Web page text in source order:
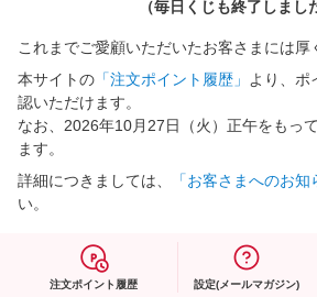
（毎日くじも終了しまし
これまでご愛顧いただいたお客さまには厚
本サイトの 「注文ポイント履歴」
より、ポ
認いただけます。
なお、2026年10月27日（火）正午をもっ
ます。
詳細につきましては、
「お客さまへのお知
い。
注文ポイント履歴 設定(メールマガジン)